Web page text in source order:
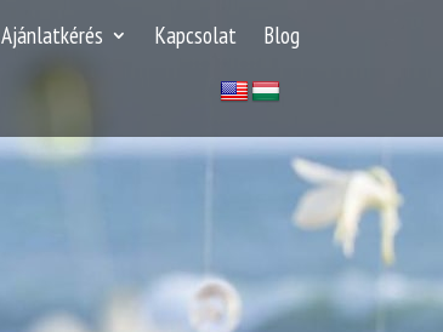
Ajánlatkérés Kapcsolat Blog